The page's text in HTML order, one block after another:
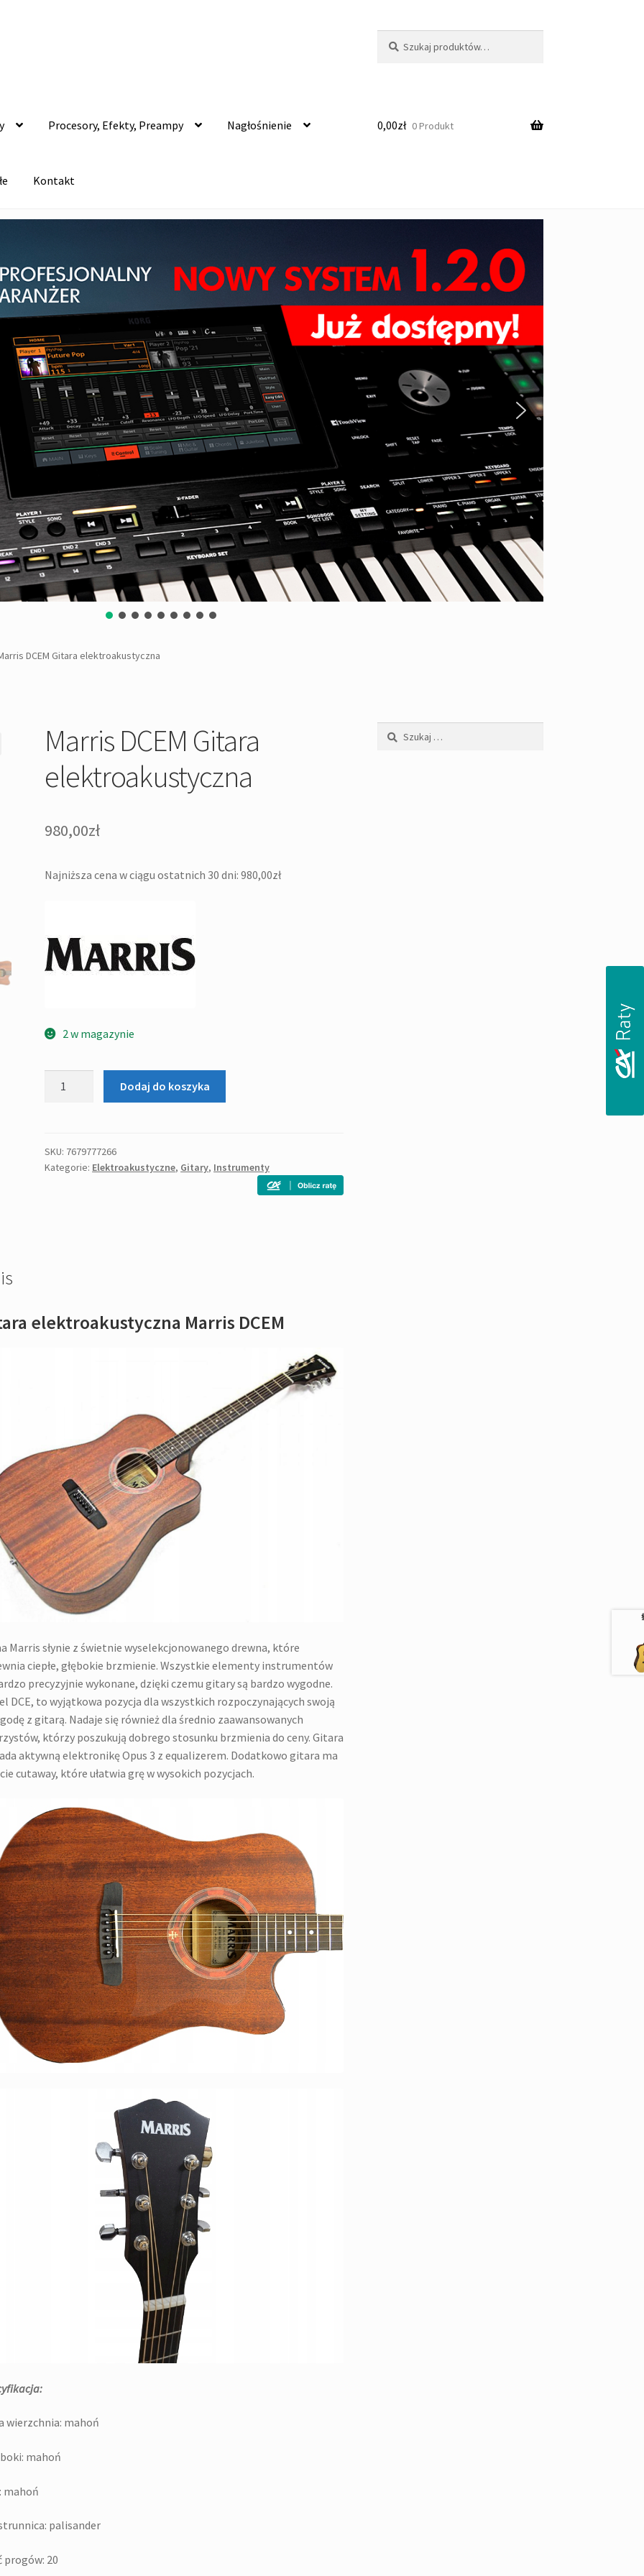
Procesory, Efekty, Preampy Nagłośnienie
Kontakt
0,00zł 0 Produkt
DCEM Gitara elektroakustyczna
Marris DCEM Gitara
elektroakustyczna
980,00zł
Najniższa cena w ciągu ostatnich 30 dni:980,00zł
2 w magazynie
elektroakustyczna
Dodaj do koszyka
SKU: 7679777266
Kategorie: Elektroakustyczne, Gitary, Instrumenty
elektroakustyczna Marris DCEM
Marris słynie z świetnie wyselekcjonowanego drewna, które
ciepłe, głębokie brzmienie. Wszystkie elementy instrumentów
precyzyjnie wykonane, dzięki czemu gitary są bardzo wygodne.
DCE, to wyjątkowa pozycja dla wszystkich rozpoczynających swoją
z gitarą. Nadaje się również dla średnio zaawansowanych
którzy poszukują dobrego stosunku brzmienia do ceny. Gitara
aktywną elektronikę Opus 3 z equalizerem. Dodatkowo gitara ma
cutaway, które ułatwia grę w wysokich pozycjach.
wierzchnia: mahoń
boki: mahoń
mahoń
palisander
progów: 20
Szukaj: